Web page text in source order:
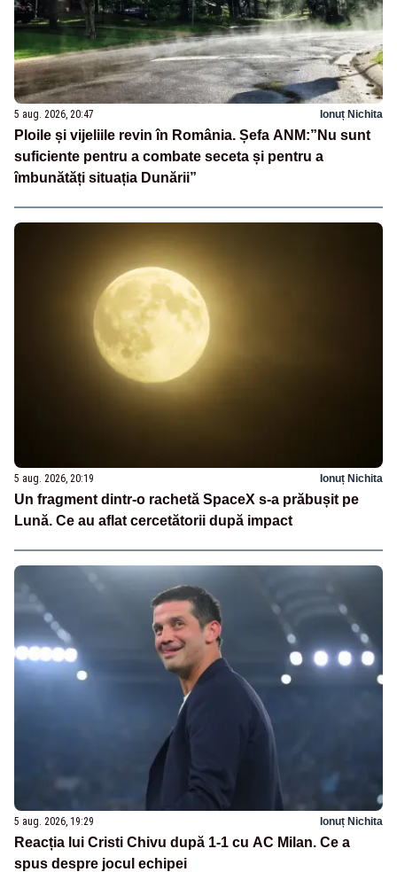
5 aug. 2026, 20:47 Ionuț Nichita
Ploile și vijeliile revin în România. Șefa ANM:”Nu sunt
suficiente pentru a combate seceta și pentru a
îmbunătăți situația Dunării”
5 aug. 2026, 20:19 Ionuț Nichita
Un fragment dintr-o rachetă SpaceX s-a prăbușit pe
Lună. Ce au aflat cercetătorii după impact
5 aug. 2026, 19:29 Ionuț Nichita
Reacția lui Cristi Chivu după 1-1 cu AC Milan. Ce a
spus despre jocul echipei